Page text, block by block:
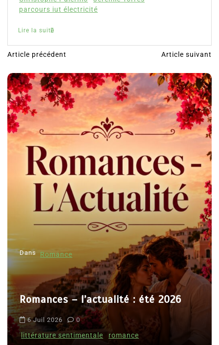
parcours iut électricité
Lire la suite
N
a
v
i
g
a
t
l
’
a
r
t
i
c
Article précédent Article suivant
Dans Romance
Romances – l’actualité : été 2026
6 Juil 2026 0
littérature sentimentale romance